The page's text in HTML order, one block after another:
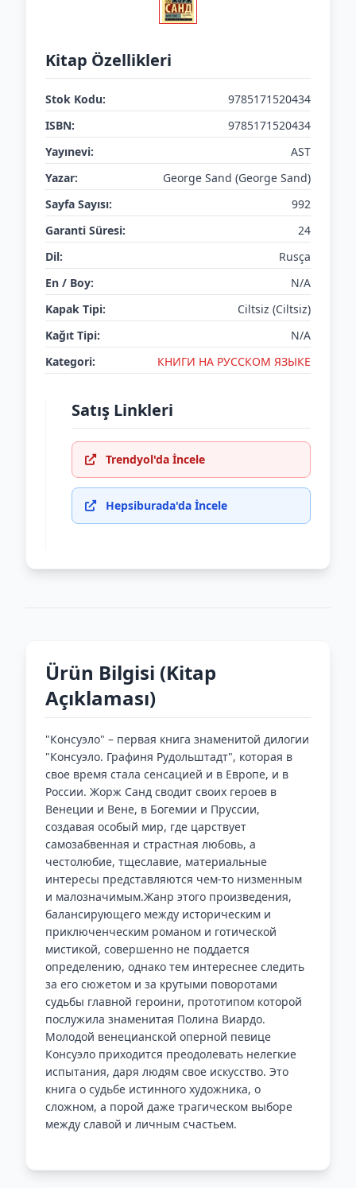
Kitap Özellikleri
Stok Kodu:
9785171520434
ISBN:
9785171520434
Yayınevi:
AST
Yazar:
George Sand (George Sand)
Sayfa Sayısı:
992
Garanti Süresi:
24
Dil:
Rusça
En / Boy:
N/A
Kapak Tipi:
Ciltsiz (Ciltsiz)
Kağıt Tipi:
N/A
Kategori:
КНИГИ НА РУССКОМ ЯЗЫКЕ
Satış Linkleri
Trendyol'da İncele
Hepsiburada'da İncele
Ürün Bilgisi (Kitap
Açıklaması)
"Консуэло" – первая книга знаменитой дилогии
"Консуэло. Графиня Рудольштадт", которая в
свое время стала сенсацией и в Европе, и в
России. Жорж Санд сводит своих героев в
Венеции и Вене, в Богемии и Пруссии,
создавая особый мир, где царствует
самозабвенная и страстная любовь, а
честолюбие, тщеславие, материальные
интересы представляются чем-то низменным
и малозначимым.Жанр этого произведения,
балансирующего между историческим и
приключенческим романом и готической
мистикой, совершенно не поддается
определению, однако тем интереснее следить
за его сюжетом и за крутыми поворотами
судьбы главной героини, прототипом которой
послужила знаменитая Полина Виардо.
Молодой венецианской оперной певице
Консуэло приходится преодолевать нелегкие
испытания, даря людям свое искусство. Это
книга о судьбе истинного художника, о
сложном, а порой даже трагическом выборе
между славой и личным счастьем.